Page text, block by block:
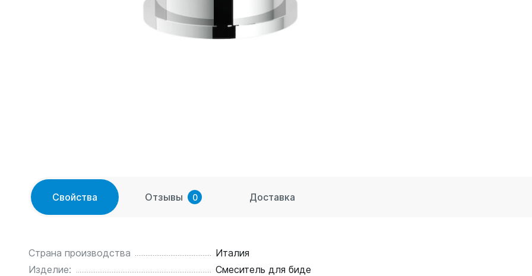
Свойства Отзывы 0 Доставка
Страна производства
Италия
Изделие:
Смеситель для биде